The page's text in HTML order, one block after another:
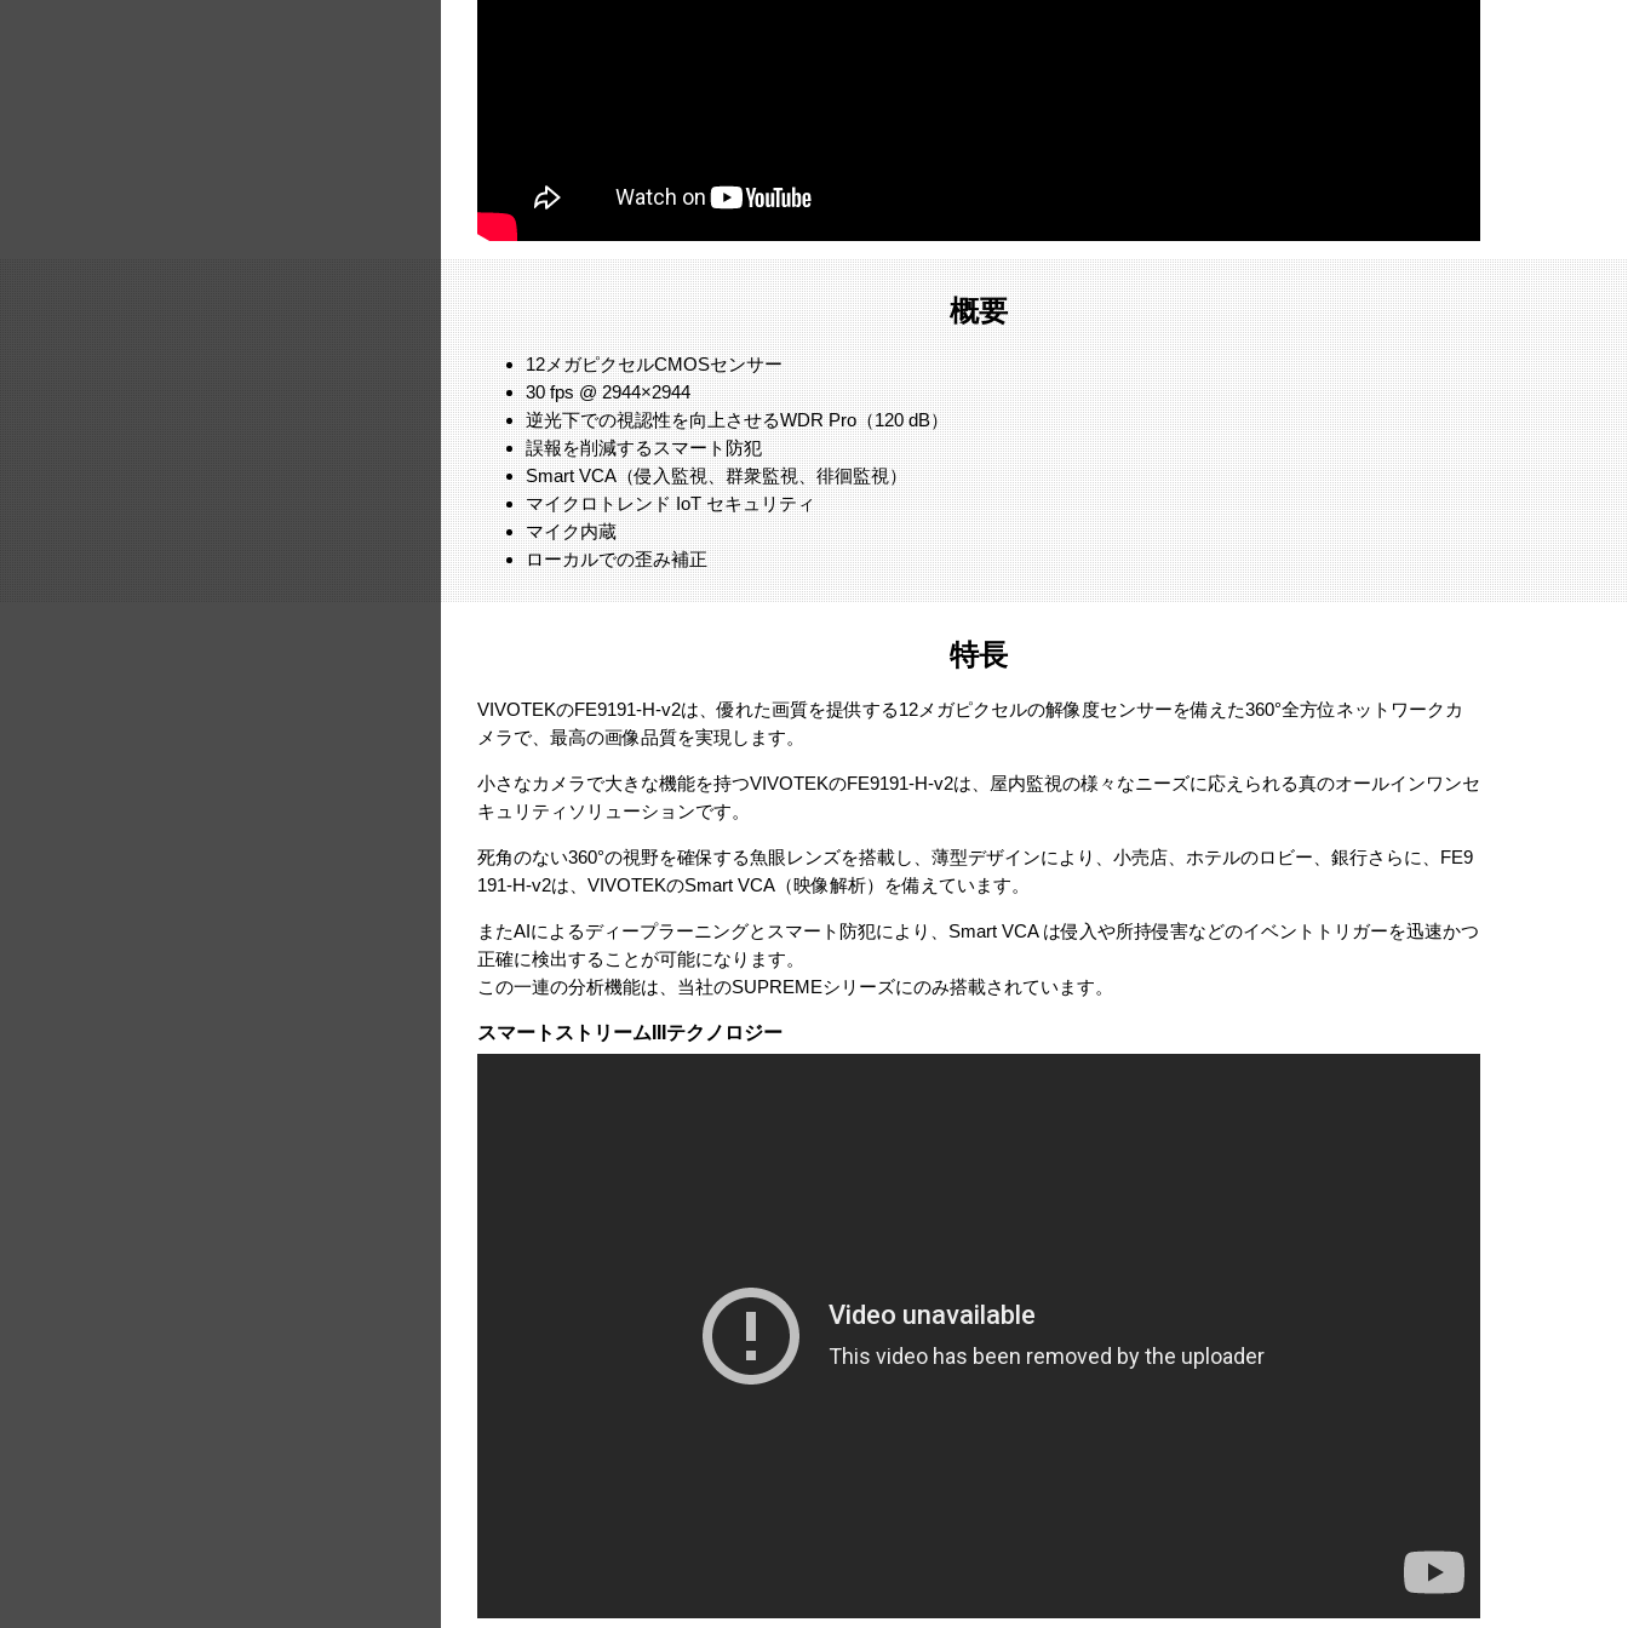
概要
12メガピクセルCMOSセンサー
30 fps @ 2944×2944
逆光下での視認性を向上させるWDR Pro（120 dB）
誤報を削減するスマート防犯
Smart VCA（侵入監視、群衆監視、徘徊監視）
マイクロトレンド IoT セキュリティ
マイク内蔵
ローカルでの歪み補正
特長
VIVOTEKのFE9191-H-v2は、優れた画質を提供する12メガピクセルの解像度センサーを備えた360°全方位ネットワークカ
メラで、最高の画像品質を実現します。
小さなカメラで大きな機能を持つVIVOTEKのFE9191-H-v2は、屋内監視の様々なニーズに応えられる真のオールインワンセ
キュリティソリューションです。
死角のない360°の視野を確保する魚眼レンズを搭載し、薄型デザインにより、小売店、ホテルのロビー、銀行さらに、FE9
191-H-v2は、VIVOTEKのSmart VCA（映像解析）を備えています。
またAIによるディープラーニングとスマート防犯により、Smart VCA は侵入や所持侵害などのイベントトリガーを迅速かつ
正確に検出することが可能になります。
この一連の分析機能は、当社のSUPREMEシリーズにのみ搭載されています。
スマートストリームIIIテクノロジー